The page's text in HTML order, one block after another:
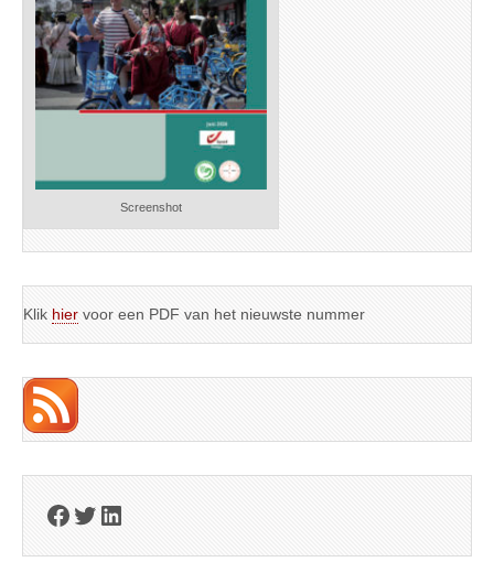
Screenshot
Klik hier voor een PDF van het nieuwste nummer
Facebook
Twitter
LinkedIn